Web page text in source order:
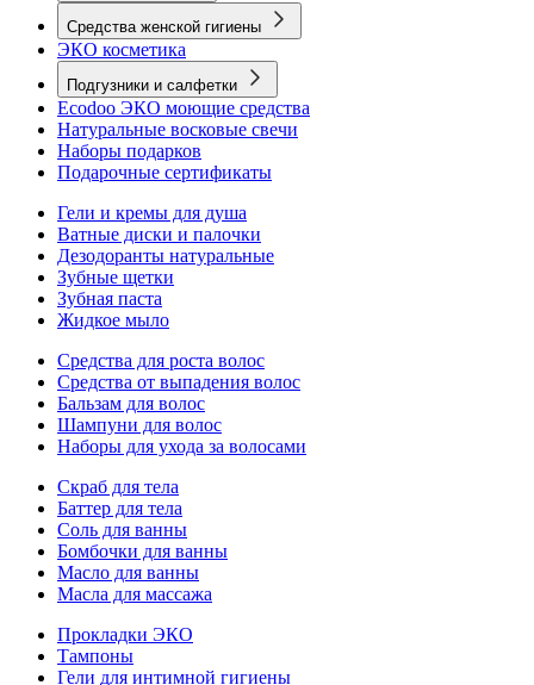
Средства женской гигиены
ЭКО косметика
Подгузники и салфетки
Ecodoo ЭКО моющие средства
Натуральные восковые свечи
Наборы подарков
Подарочные сертификаты
Гели и кремы для душа
Ватные диски и палочки
Дезодоранты натуральные
Зубные щетки
Зубная паста
Жидкое мыло
Средства для роста волос
Средства от выпадения волос
Бальзам для волос
Шампуни для волос
Наборы для ухода за волосами
Скраб для тела
Баттер для тела
Соль для ванны
Бомбочки для ванны
Масло для ванны
Масла для массажа
Прокладки ЭКО
Тампоны
Гели для интимной гигиены